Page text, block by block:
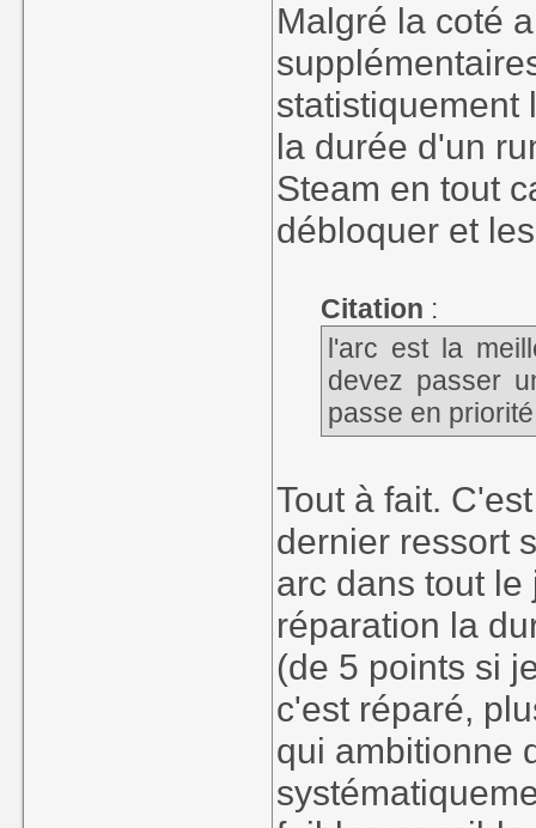
Malgré la coté
statistiquement
la durée d'un
Steam en tout
débloquer et
Citation :
l'arc est la
devez passer
passe en priorité
Tout à fait.
dernier ressort
arc dans tout
réparation la
(de 5 points si
c'est réparé,
qui ambitionne